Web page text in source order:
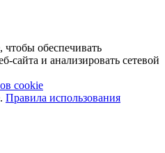
обеспечивать
сайта и анализировать сетевой
cookie
Правила использования